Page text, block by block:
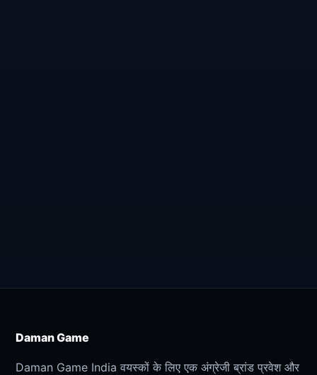
Daman Game
Daman Game India वयस्कों के लिए एक अंग्रेजी ब्रांड प्रवेश और